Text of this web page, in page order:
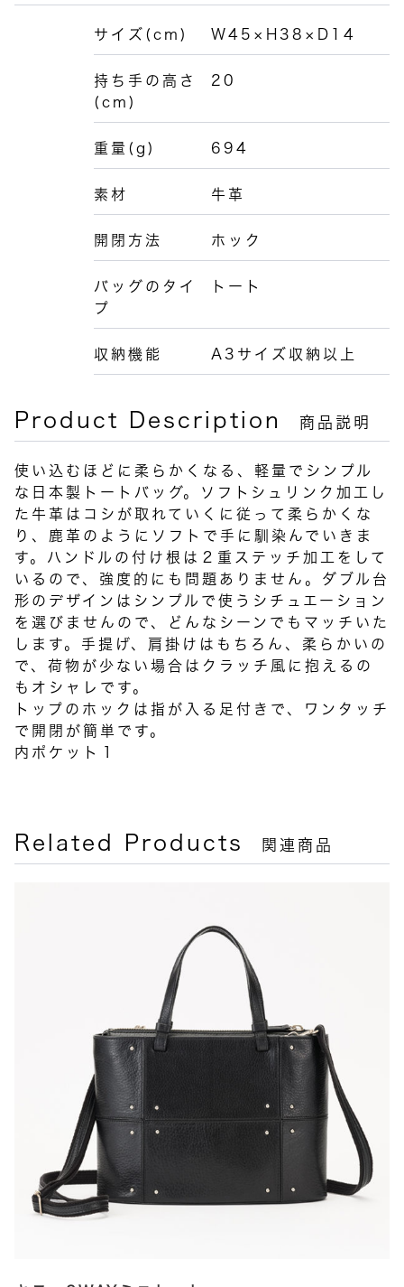
サイズ(cm) W45×H38×D14
持ち手の高さ
(cm)
20
重量(g) 694
素材 牛革
開閉方法 ホック
バッグのタイ
プ
トート
収納機能 A3サイズ収納以上
Product Description 商品説明
使い込むほどに柔らかくなる、軽量でシンプル
な日本製トートバッグ。ソフトシュリンク加工し
た牛革はコシが取れていくに従って柔らかくな
り、鹿革のようにソフトで手に馴染んでいきま
す。ハンドルの付け根は２重ステッチ加工をして
いるので、強度的にも問題ありません。ダブル台
形のデザインはシンプルで使うシチュエーション
を選びませんので、どんなシーンでもマッチいた
します。手提げ、肩掛けはもちろん、柔らかいの
で、荷物が少ない場合はクラッチ風に抱えるの
もオシャレです。
トップのホックは指が入る足付きで、ワンタッチ
で開閉が簡単です。
内ポケット１
Related Products 関連商品